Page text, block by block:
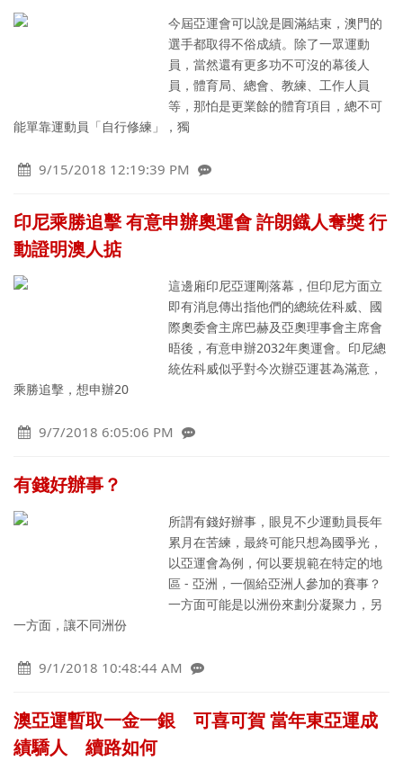
今屆亞運會可以說是圓滿結束，澳門的
選手都取得不俗成績。除了一眾運動
員，當然還有更多功不可沒的幕後人
員，體育局、總會、教練、工作人員
等，那怕是更業餘的體育項目，總不可
能單靠運動員「自行修練」，獨
9/15/2018 12:19:39 PM
印尼乘勝追擊 有意申辦奧運會 許朗鐡人奪獎 行
動證明澳人掂
這邊廂印尼亞運剛落幕，但印尼方面立
即有消息傳出指他們的總統佐科威、國
際奧委會主席巴赫及亞奧理事會主席會
晤後，有意申辦2032年奧運會。印尼總
統佐科威似乎對今次辦亞運甚為滿意，
乘勝追擊，想申辦20
9/7/2018 6:05:06 PM
有錢好辦事？
所謂有錢好辦事，眼見不少運動員長年
累月在苦練，最終可能只想為國爭光，
以亞運會為例，何以要規範在特定的地
區 - 亞洲，一個給亞洲人參加的賽事？
一方面可能是以洲份來劃分凝聚力，另
一方面，讓不同洲份
9/1/2018 10:48:44 AM
澳亞運暫取一金一銀 可喜可賀 當年東亞運成
績驕人 續路如何